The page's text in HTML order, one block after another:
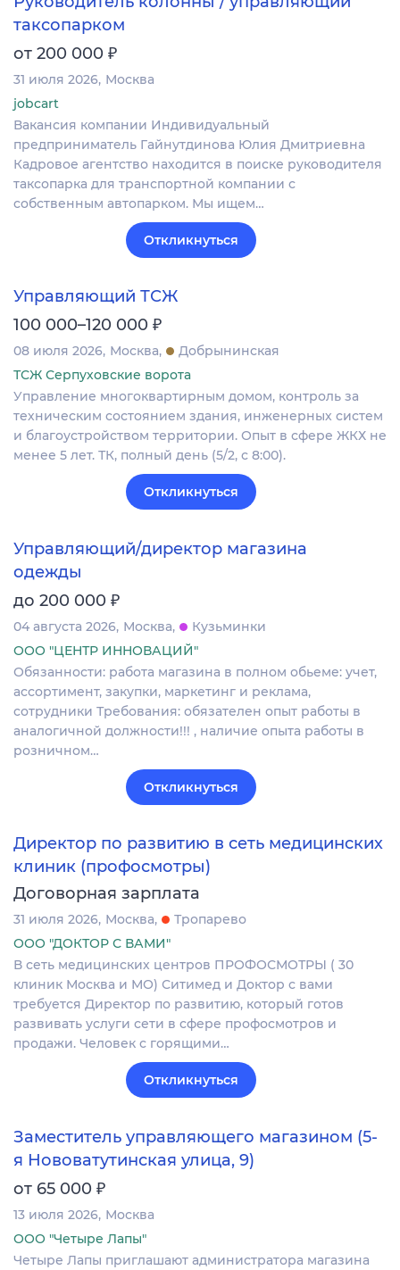
таксопарком
от 200 000 ₽
31 июля 2026 Москва
jobcart
Вакансия компании Индивидуальный
предприниматель Гайнутдинова Юлия Дмитриевна
Кадровое агентство находится в поиске руководителя
таксопарка для транспортной компании с
собственным автопарком. Мы ищем…
Откликнуться
Управляющий ТСЖ
100 000–120 000 ₽
08 июля 2026 Москва
Добрынинская
ТСЖ Серпуховские ворота
Управление многоквартирным домом, контроль за
техническим состоянием здания, инженерных систем
и благоустройством территории. Опыт в сфере ЖКХ не
менее 5 лет. ТК, полный день (5/2, с 8:00).
Откликнуться
Управляющий/директор магазина
одежды
до 200 000 ₽
04 августа 2026 Москва
Кузьминки
ООО "ЦЕНТР ИННОВАЦИЙ"
Обязанности: работа магазина в полном обьеме: учет,
ассортимент, закупки, маркетинг и реклама,
сотрудники Требования: обязателен опыт работы в
аналогичной должности!!! , наличие опыта работы в
розничном…
Откликнуться
Директор по развитию в сеть медицинских
клиник (профосмотры)
Договорная зарплата
31 июля 2026 Москва
Тропарево
ООО "ДОКТОР С ВАМИ"
В сеть медицинских центров ПРОФОСМОТРЫ ( 30
клиник Москва и МО) Ситимед и Доктор с вами
требуется Директор по развитию, который готов
развивать услуги сети в сфере профосмотров и
продажи. Человек с горящими…
Откликнуться
Заместитель управляющего магазином (5-
я Нововатутинская улица, 9)
от 65 000 ₽
13 июля 2026 Москва
ООО "Четыре Лапы"
Четыре Лапы приглашают администратора магазина